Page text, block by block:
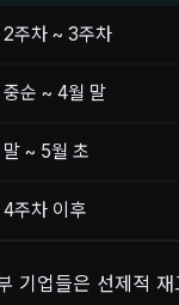
주차 ~ 3주차
순 ~ 4월 말
~ 5월 초
주차 이후
기업들은 선제적